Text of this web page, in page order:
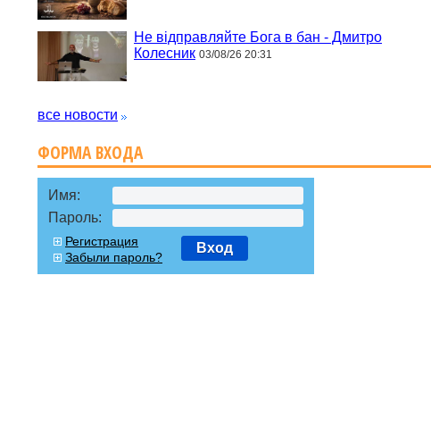
Не відправляйте Бога в бан - Дмитро
Колесник 03/08/26 20:31
все новости
ФОРМА ВХОДА
Имя:
Пароль:
Регистрация
Забыли пароль?
Вход